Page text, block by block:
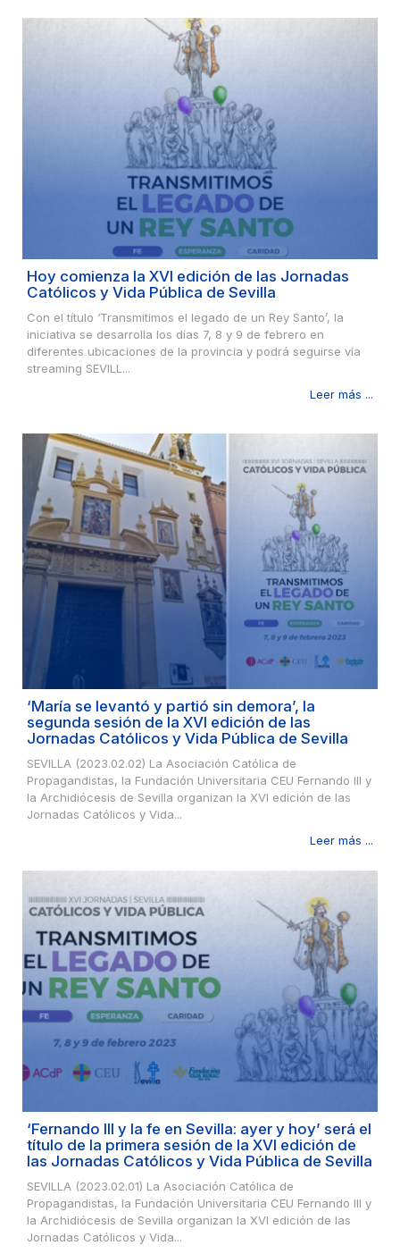
Hoy comienza la XVI edición de las Jornadas
Católicos y Vida Pública de Sevilla
Con el título ‘Transmitimos el legado de un Rey Santo’, la
iniciativa se desarrolla los días 7, 8 y 9 de febrero en
diferentes ubicaciones de la provincia y podrá seguirse vía
streaming SEVILL...
Leer más ...
‘María se levantó y partió sin demora’, la
segunda sesión de la XVI edición de las
Jornadas Católicos y Vida Pública de Sevilla
SEVILLA (2023.02.02) La Asociación Católica de
Propagandistas, la Fundación Universitaria CEU Fernando III y
la Archidiócesis de Sevilla organizan la XVI edición de las
Jornadas Católicos y Vida...
Leer más ...
‘Fernando III y la fe en Sevilla: ayer y hoy’ será el
título de la primera sesión de la XVI edición de
las Jornadas Católicos y Vida Pública de Sevilla
SEVILLA (2023.02.01) La Asociación Católica de
Propagandistas, la Fundación Universitaria CEU Fernando III y
la Archidiócesis de Sevilla organizan la XVI edición de las
Jornadas Católicos y Vida...